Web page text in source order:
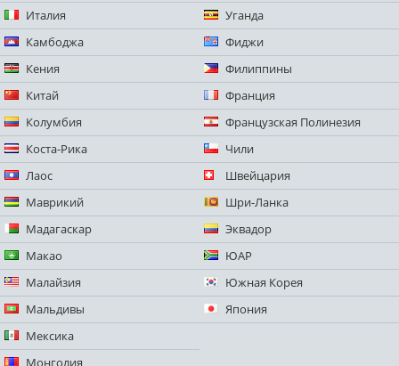
Италия
Камбоджа
Кения
Китай
Колумбия
Коста-Рика
Лаос
Маврикий
Мадагаскар
Макао
Малайзия
Мальдивы
Мексика
Монголия
Уганда
Фиджи
Филиппины
Франция
Французская Полинезия
Чили
Швейцария
Шри-Ланка
Эквадор
ЮАР
Южная Корея
Япония